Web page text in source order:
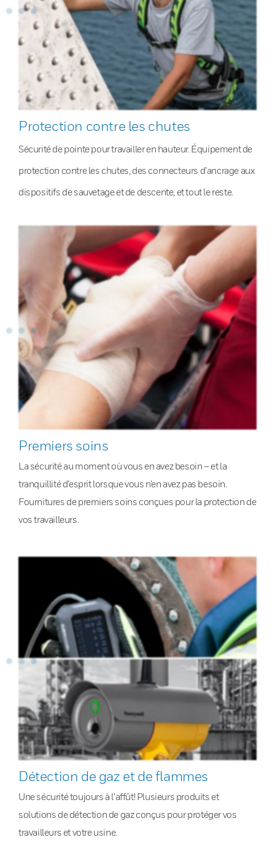
Protection contre les chutes
Sécurité de pointe pour travailler en hauteur. Équipement de
protection contre les chutes, des connecteurs d’ancrage aux
dispositifs de sauvetage et de descente, et tout le reste.
Premiers soins
La sécurité au moment où vous en avez besoin – et la
tranquillité d’esprit lorsque vous n’en avez pas besoin.
Fournitures de premiers soins conçues pour la protection de
vos travailleurs.
Détection de gaz et de flammes
Une sécurité toujours à l’affût! Plusieurs produits et
solutions de détection de gaz conçus pour protéger vos
travailleurs et votre usine.